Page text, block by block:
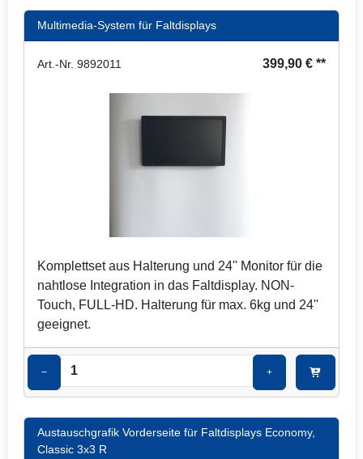
Multimedia-System für Faltdisplays
Art.-Nr. 9892011 399,90 € **
Komplettset aus Halterung und 24'' Monitor für die
nahtlose Integration in das Faltdisplay. NON-
Touch, FULL-HD. Halterung für max. 6kg und 24''
geeignet.
− +
Austauschgrafik Vorderseite für Faltdisplays Economy,
Classic 3x3 R